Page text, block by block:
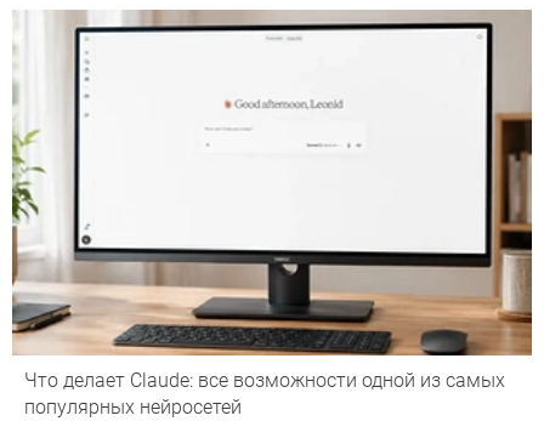
Что делает Сlaude: все возможности одной из самых
популярных нейросетей